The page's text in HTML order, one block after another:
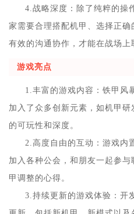
4.战略深度：除了纯粹的操
家需要合理搭配机甲、选择正
有效的沟通协作，才能在战场上
游戏亮点
1.丰富的游戏内容：铁甲风
加入了众多创新元素，如机甲
的可玩性和深度。
2.高度自由的互动：游戏内
加入各种公会，和朋友一起参
甲调整的心得。
3.持续更新的游戏体验：开